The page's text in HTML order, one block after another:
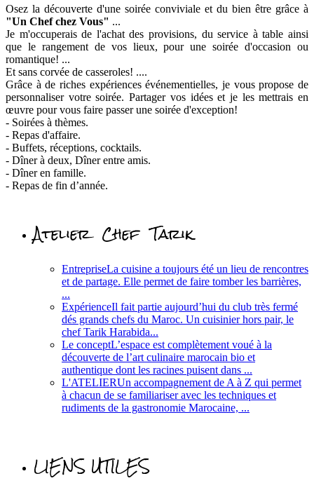
Osez la découverte d'une soirée conviviale et du bien être grâce à
"Un Chef chez Vous" ...
Je m'occuperais de l'achat des provisions, du service à table ainsi
que le rangement de vos lieux, pour une soirée d'occasion ou
romantique! ...
Et sans corvée de casseroles! ....
Grâce à de riches expériences événementielles, je vous propose de
personnaliser votre soirée. Partager vos idées et je les mettrais en
œuvre pour vous faire passer une soirée d'exception!
- Soirées à thèmes.
- Repas d'affaire.
- Buffets, réceptions, cocktails.
- Dîner à deux, Dîner entre amis.
- Dîner en famille.
- Repas de fin d’année.
Atelier Chef Tarik
EntrepriseLa cuisine a toujours été un lieu de rencontres
et de partage. Elle permet de faire tomber les barrières,
...
ExpérienceIl fait partie aujourd’hui du club très fermé
dés grands chefs du Maroc. Un cuisinier hors pair, le
chef Tarik Harabida...
Le conceptL’espace est complètement voué à la
découverte de l’art culinaire marocain bio et
authentique dont les racines puisent dans ...
L'ATELIERUn accompagnement de A à Z qui permet
à chacun de se familiariser avec les techniques et
rudiments de la gastronomie Marocaine, ...
LIENS UTILES